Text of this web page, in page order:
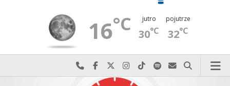
16°C jutro
30°C
pojutrze
32°C
Najlepiej po prostu do nas zadzwoń
Odwiedź nas na Facebook-u
Odwiedź nas na X
Odwiedź nas na Instagram-ie
Odwiedź nas na TikTok-u
Szukaj nas na Spotify
Wyślij do nas
Szukaj